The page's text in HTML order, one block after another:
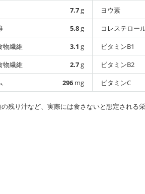
7.7g
5.8g
物繊維
3.1 g
物繊維
2.7g
296 mg
ヨウ素
コレステロー
ビタミンB1
ビタミンB2
ビタミンC
残り汁など、実際には食さないと想定される